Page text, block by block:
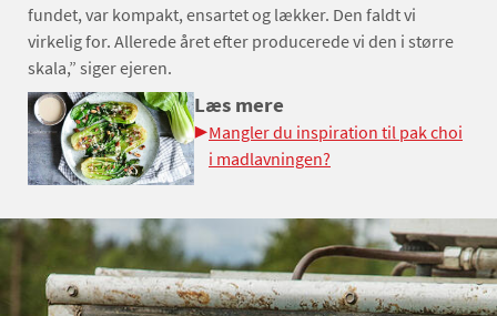
fundet, var kompakt, ensartet og lækker. Den faldt vi
virkelig for. Allerede året efter producerede vi den i større
skala,” siger ejeren.
Læs mere
Mangler du inspiration til pak choi
i madlavningen?